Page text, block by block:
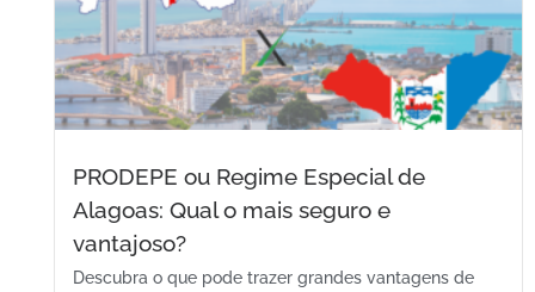
PRODEPE ou Regime Especial de
Alagoas: Qual o mais seguro e
vantajoso?
Descubra o que pode trazer grandes vantagens de